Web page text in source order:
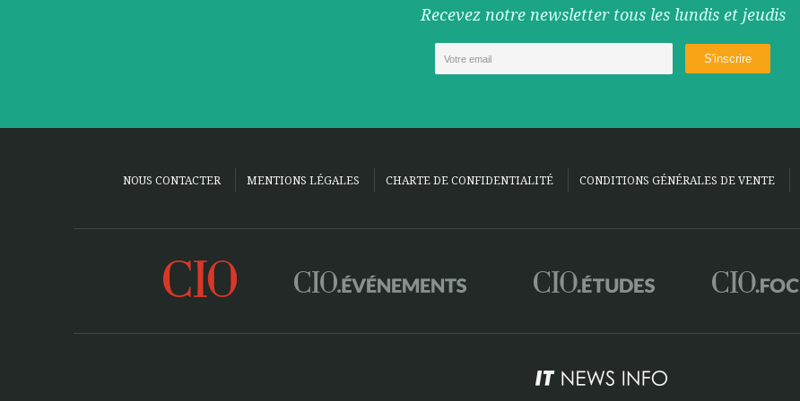
Recevez notre newsletter tous les lundis et jeudis
NOUS CONTACTER MENTIONS LÉGALES CHARTE DE CONFIDENTIALITÉ CONDITIONS GÉNÉRALES DE VENTE